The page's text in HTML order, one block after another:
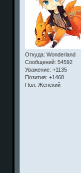
Откуда: Wonderland
Сообщений: 54592
Уважение: +1135
Позитив: +1468
Пол: Женский